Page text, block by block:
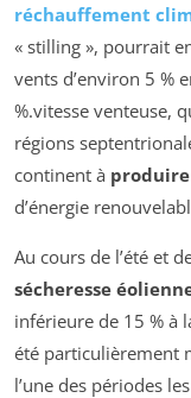
réchauffement
« stilling », pourrait
vents d’environ 5 %
%.vitesse venteuse,
régions
continent à
d’énergie
Au cours de l’été et
sécheresse
inférieure de 15 % à
été particulièrement
l’une des périodes